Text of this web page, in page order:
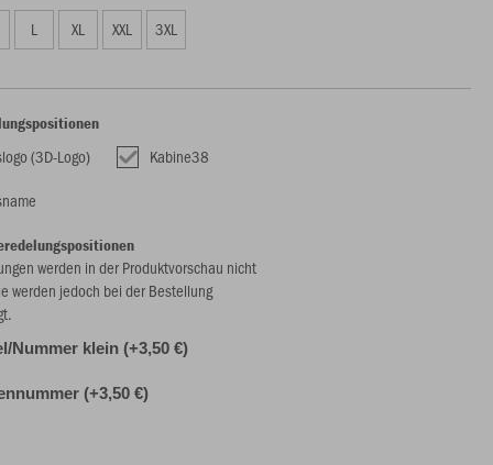
L
XL XXL 3XL
(3D-Logo)
Kabine38
werden in der Produktvorschau nicht
werden jedoch bei der Bestellung
Nummer klein (+3,50 €)
(+3,50 €)